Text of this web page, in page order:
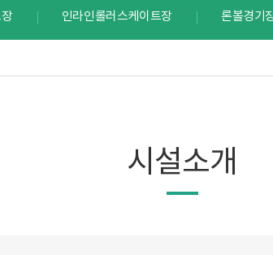
인라인롤러스케이트장 론볼경기
시설소개